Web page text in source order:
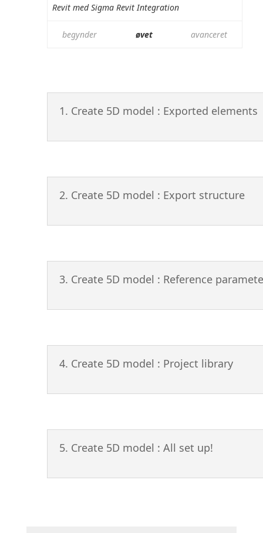
Revit med Sigma Revit Integration
begynder øvet avanceret
1. Create 5D model : Exported elements
2. Create 5D model : Export structure
3. Create 5D model : Reference
4. Create 5D model : Project library
5. Create 5D model : All set up!